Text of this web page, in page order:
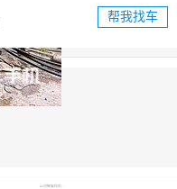
帮我找车